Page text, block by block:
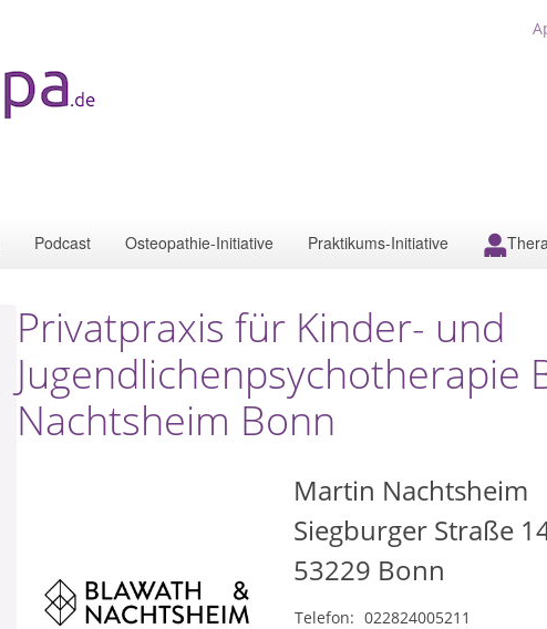
Podcast Osteopathie-Initiative Praktikums-Initiative
Privatpraxis für Kinder- und
Jugendlichenpsychotherapie
Nachtsheim Bonn
Martin Nachtsheim
Siegburger Straße
53229 Bonn
Telefon: 022824005211